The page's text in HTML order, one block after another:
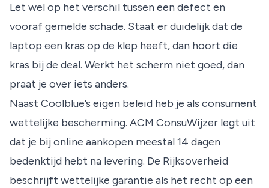
Let wel op het verschil tussen een defect en
vooraf gemelde schade. Staat er duidelijk dat de
laptop een kras op de klep heeft, dan hoort die
kras bij de deal. Werkt het scherm niet goed, dan
praat je over iets anders.
Naast Coolblue’s eigen beleid heb je als consument
wettelijke bescherming. ACM ConsuWijzer legt uit
dat je bij online aankopen meestal 14 dagen
bedenktijd hebt na levering. De Rijksoverheid
beschrijft wettelijke garantie als het recht op een